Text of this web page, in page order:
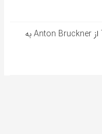
آهنگ آلمانی Tochterkomplex از Anton Bruckner به